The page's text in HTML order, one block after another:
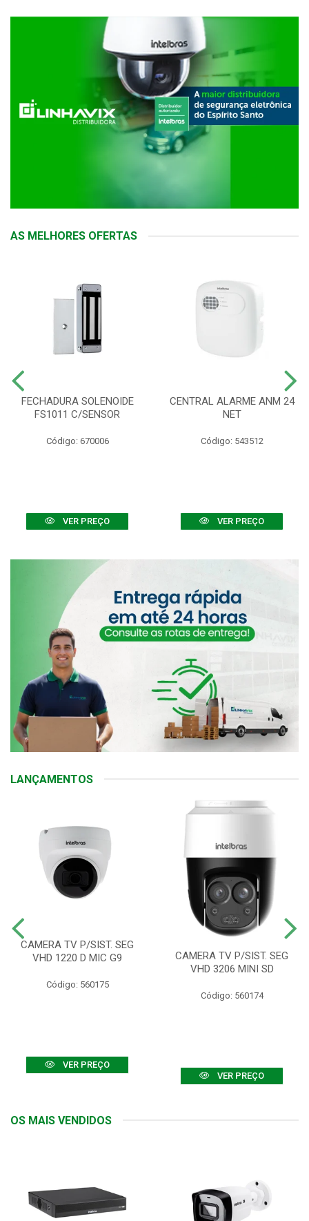
AS MELHORES OFERTAS
FECHADURA SOLENOIDE
FS1011 C/SENSOR
Código: 670006
VER PREÇO
CENTRAL ALARME ANM 24
NET
Código: 543512
VER PREÇO
LANÇAMENTOS
CAMERA TV P/SIST. SEG
VHD 1220 D MIC G9
Código: 560175
VER PREÇO
CAMERA TV P/SIST. SEG
VHD 3206 MINI SD
Código: 560174
VER PREÇO
OS MAIS VENDIDOS